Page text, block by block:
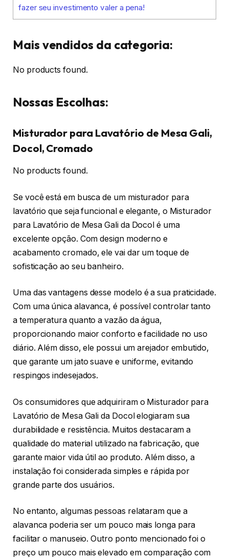
fazer seu investimento valer a pena!
Mais vendidos da categoria:
No products found.
Nossas Escolhas:
Misturador para Lavatório de Mesa Gali,
Docol, Cromado
No products found.
Se você está em busca de um misturador para
lavatório que seja funcional e elegante, o Misturador
para Lavatório de Mesa Gali da Docol é uma
excelente opção. Com design moderno e
acabamento cromado, ele vai dar um toque de
sofisticação ao seu banheiro.
Uma das vantagens desse modelo é a sua praticidade.
Com uma única alavanca, é possível controlar tanto
a temperatura quanto a vazão da água,
proporcionando maior conforto e facilidade no uso
diário. Além disso, ele possui um arejador embutido,
que garante um jato suave e uniforme, evitando
respingos indesejados.
Os consumidores que adquiriram o Misturador para
Lavatório de Mesa Gali da Docol elogiaram sua
durabilidade e resistência. Muitos destacaram a
qualidade do material utilizado na fabricação, que
garante maior vida útil ao produto. Além disso, a
instalação foi considerada simples e rápida por
grande parte dos usuários.
No entanto, algumas pessoas relataram que a
alavanca poderia ser um pouco mais longa para
facilitar o manuseio. Outro ponto mencionado foi o
preço um pouco mais elevado em comparação com